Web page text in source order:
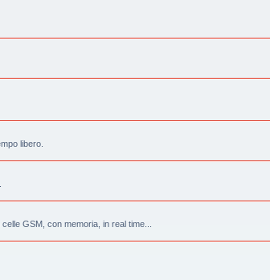
libero.
GSM, con memoria, in real time...